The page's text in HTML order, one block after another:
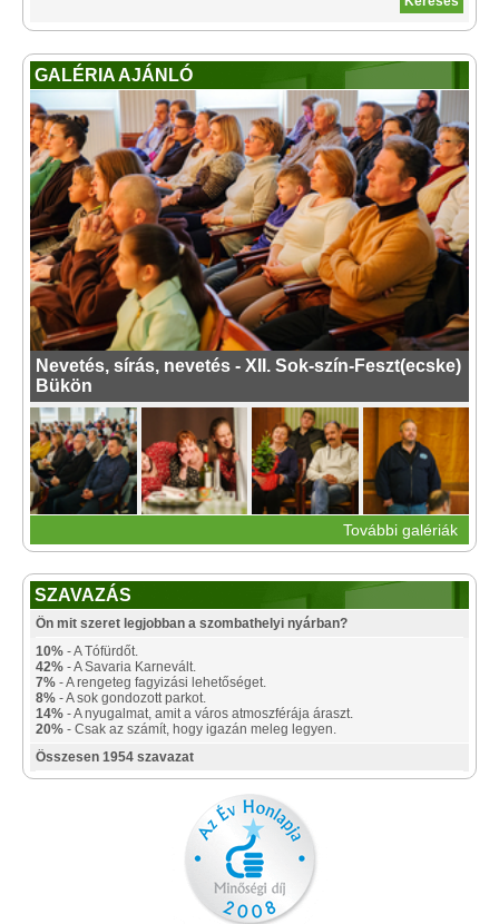
GALÉRIA AJÁNLÓ
Nevetés, sírás, nevetés - XII. Sok-szín-Feszt(ecske)
Bükön
További galériák
SZAVAZÁS
Ön mit szeret legjobban a szombathelyi nyárban?
10% - A Tófürdőt.
42% - A Savaria Karnevált.
7% - A rengeteg fagyizási lehetőséget.
8% - A sok gondozott parkot.
14% - A nyugalmat, amit a város atmoszférája áraszt.
20% - Csak az számít, hogy igazán meleg legyen.
Összesen 1954 szavazat